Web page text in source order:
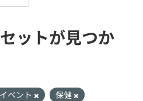
ットが見つか
イベント
保健